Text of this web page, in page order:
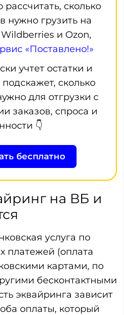
сколько
нужно грузить на
и Ozon,
«Поставлено!»
учтет остатки и
сколько
для отгрузки с
заказов, спроса и
👇
бесплатно
на ВБ и
услуга по
платежей (оплата
картами, по
бесконтактными
эквайринга зависит
оплаты, который